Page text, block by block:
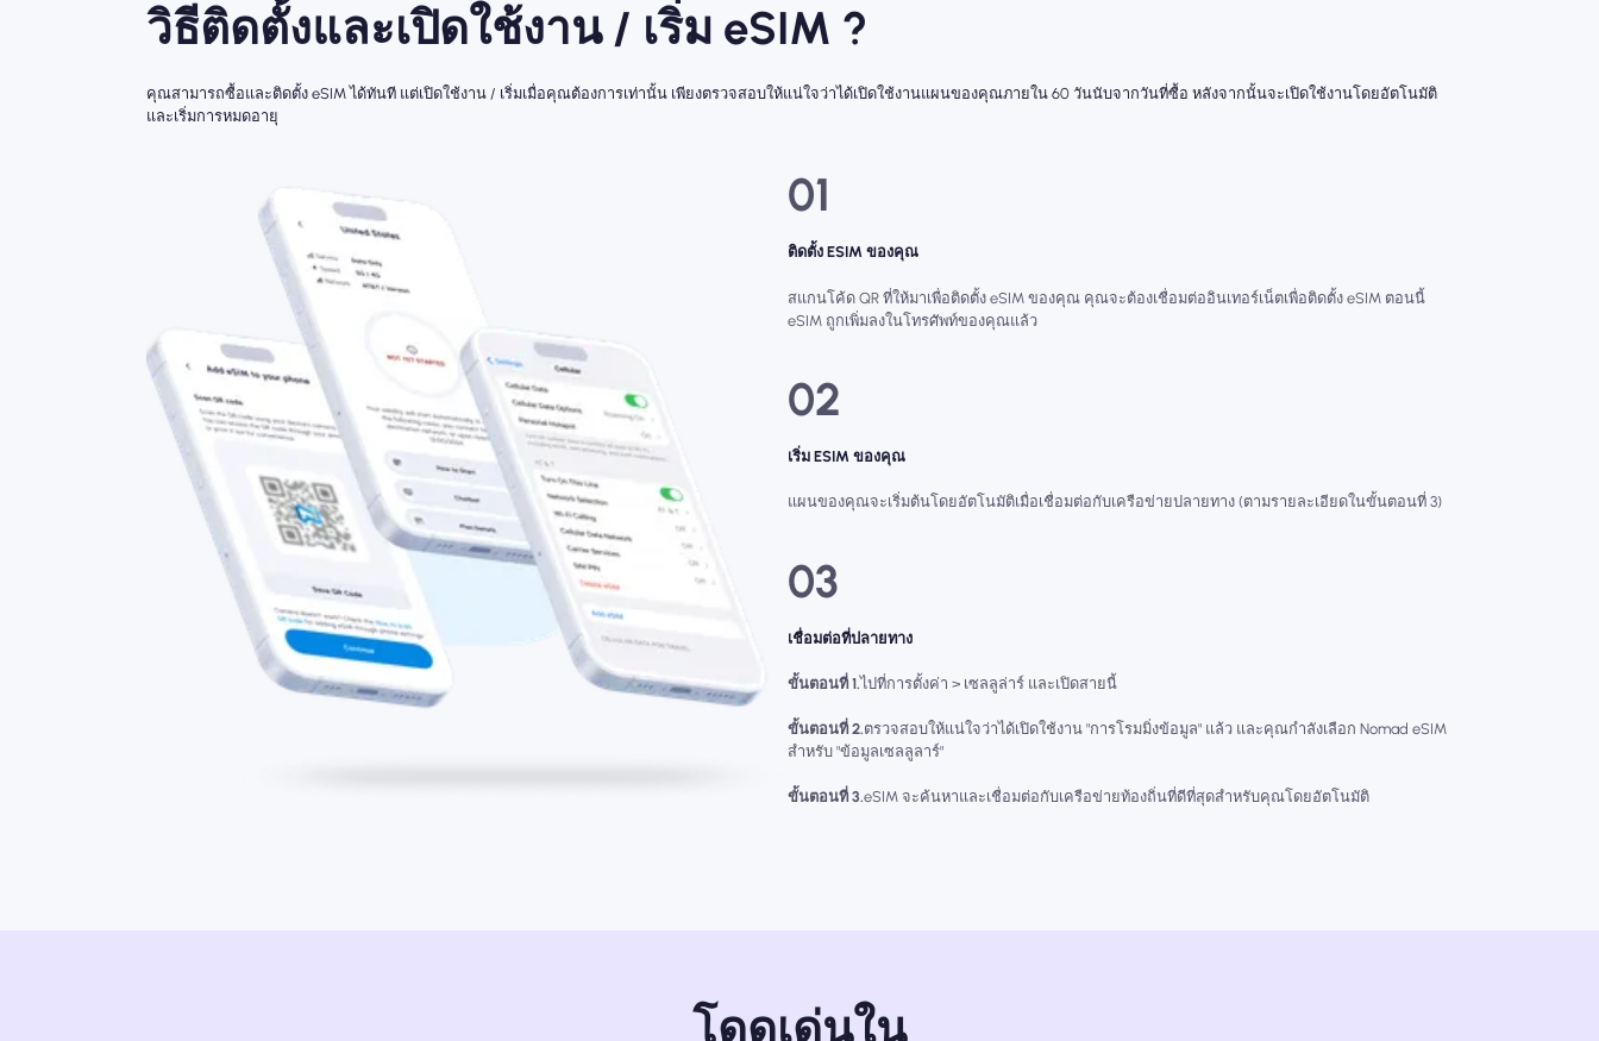
วิธีติดตั้งและเปิดใช้งาน / เริ่ม eSIM ?
คุณสามารถซื้อและติดตั้ง eSIM ได้ทันที แต่เปิดใช้งาน / เริ่มเมื่อคุณต้องการเท่านั้น เพียงตรวจสอบให้แน่ใจว่าได้เปิดใช้งานแผนของคุณภายใน 60 วันนับจากวันที่ซื้อ หลังจากนั้นจะเปิดใช้งานโดยอัตโนมัติ
และเริ่มการหมดอายุ
01
ติดตั้ง ESIM ของคุณ
สแกนโค้ด QR ที่ให้มาเพื่อติดตั้ง eSIM ของคุณ คุณจะต้องเชื่อมต่ออินเทอร์เน็ตเพื่อติดตั้ง eSIM ตอนนี้
eSIM ถูกเพิ่มลงในโทรศัพท์ของคุณแล้ว
02
เริ่ม ESIM ของคุณ
แผนของคุณจะเริ่มต้นโดยอัตโนมัติเมื่อเชื่อมต่อกับเครือข่ายปลายทาง (ตามรายละเอียดในขั้นตอนที่ 3)
03
เชื่อมต่อที่ปลายทาง
ขั้นตอนที่ 1.ไปที่การตั้งค่า > เซลลูล่าร์ และเปิดสายนี้
ขั้นตอนที่ 2.ตรวจสอบให้แน่ใจว่าได้เปิดใช้งาน "การโรมมิ่งข้อมูล" แล้ว และคุณกำลังเลือก Nomad eSIM
สำหรับ "ข้อมูลเซลลูลาร์"
ขั้นตอนที่ 3.eSIM จะค้นหาและเชื่อมต่อกับเครือข่ายท้องถิ่นที่ดีที่สุดสำหรับคุณโดยอัตโนมัติ
โดดเด่นใน